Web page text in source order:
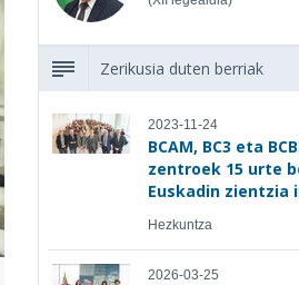
Zerikusia duten berriak
2023-11-24
BCAM, BC3 eta
zentroek 15 urte
Euskadin zientzia
Hezkuntza
2026-03-25